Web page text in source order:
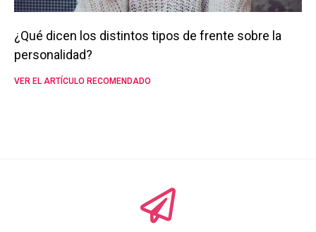
¿Qué dicen los distintos tipos de frente sobre la
personalidad?
VER EL ARTÍCULO RECOMENDADO